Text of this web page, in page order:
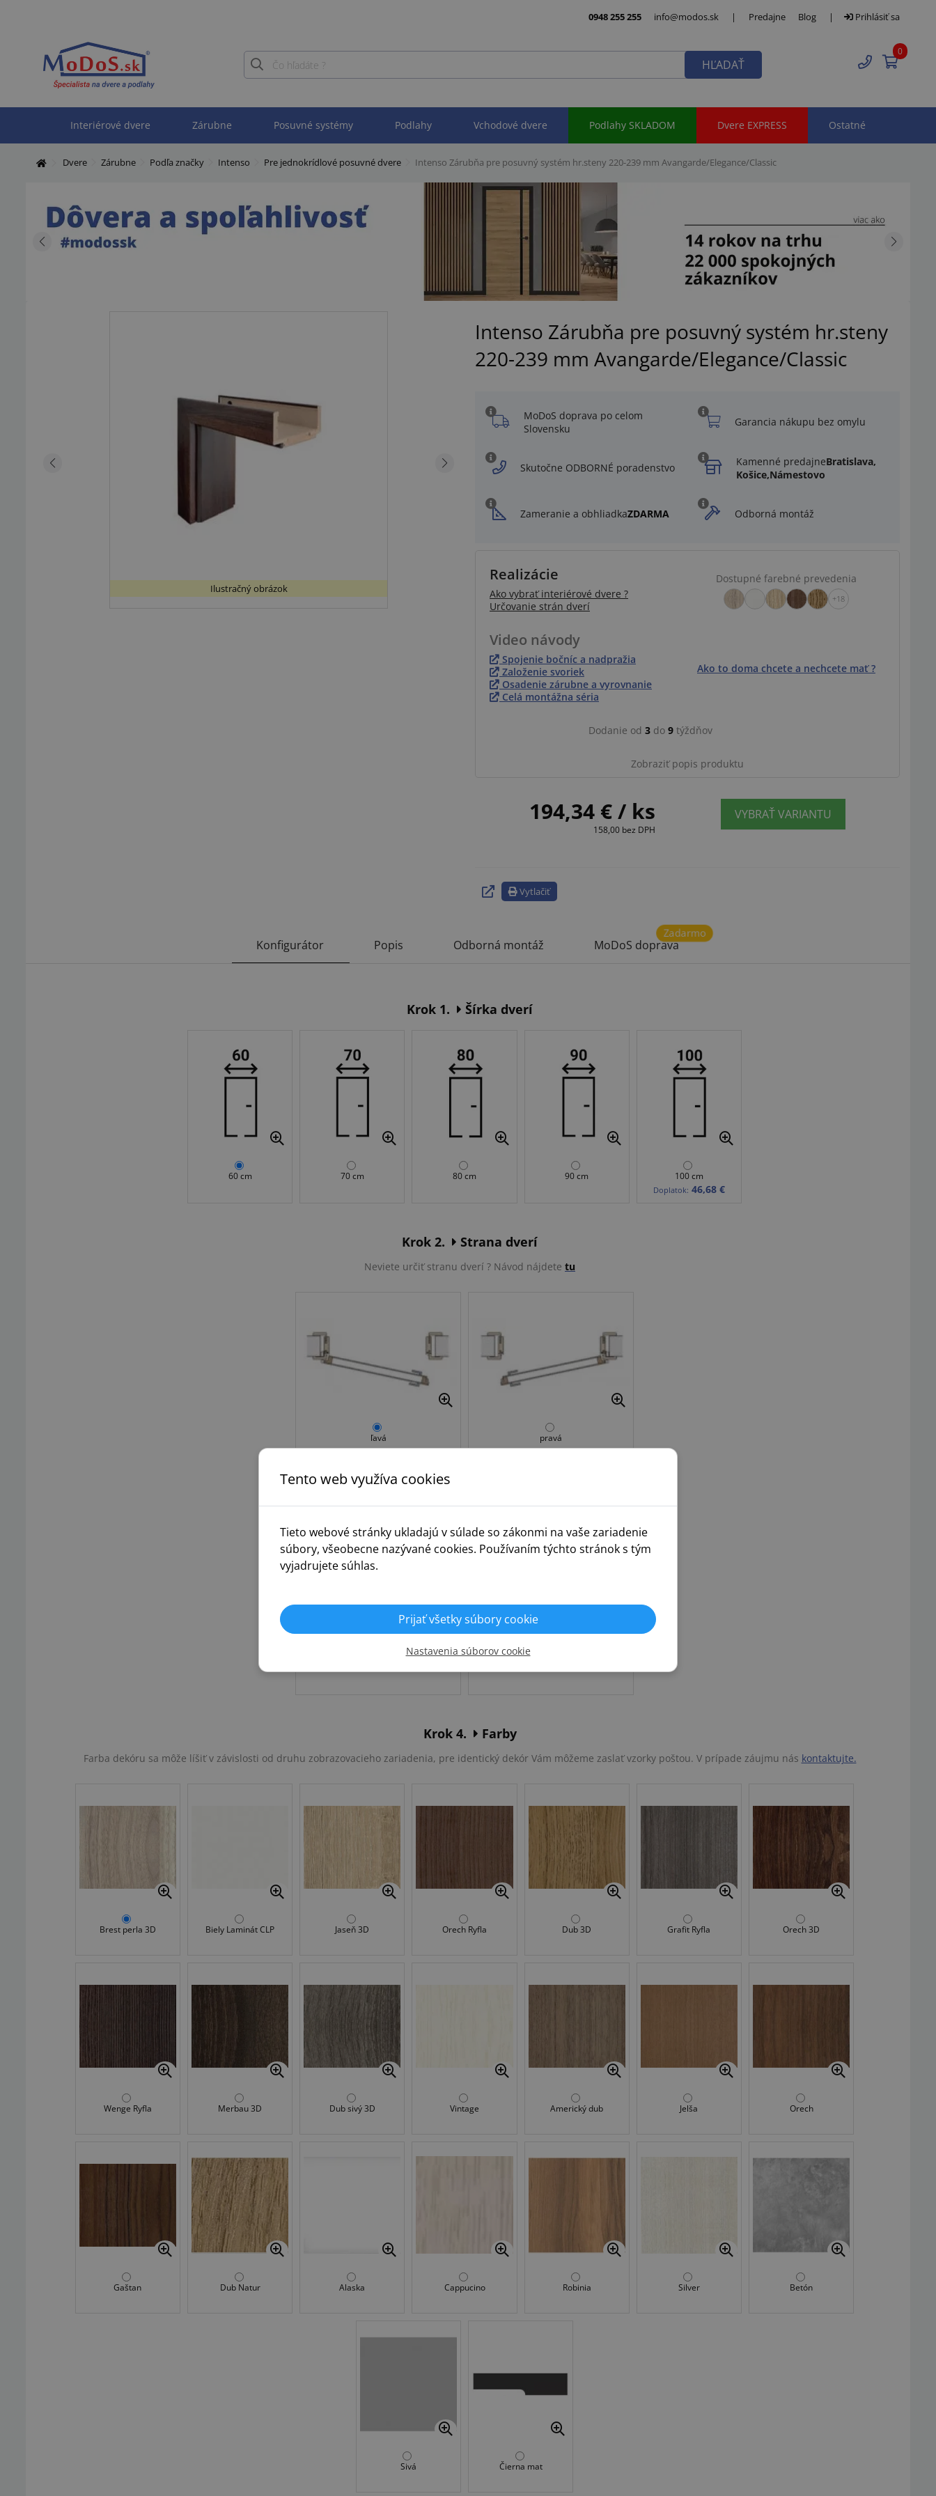
0948 255 255 info@modos.sk | Predajne Blog | Prihlásiť sa
HĽADAŤ
0
Interiérové dvere Zárubne Posuvné systémy Podlahy Vchodové dvere Podlahy SKLADOM Dvere EXPRESS Ostatné
Dvere Zárubne Podľa značky Intenso Pre jednokrídlové posuvné dvere Intenso Zárubňa pre posuvný systém hr.steny 220-239 mm Avangarde/Elegance/Classic
Ilustračný obrázok
Intenso Zárubňa pre posuvný systém hr.steny
220-239 mm Avangarde/Elegance/Classic
MoDoS doprava po celom
Slovensku
Garancia nákupu bez omylu
Skutočne ODBORNÉ poradenstvo Kamenné predajneBratislava,
Košice,Námestovo
Zameranie a obhliadkaZDARMA Odborná montáž
Realizácie
Ako vybrať interiérové dvere ?
Určovanie strán dverí
Dostupné farebné prevedenia
+18
Video návody
Spojenie bočníc a nadpražia
Založenie svoriek
Osadenie zárubne a vyrovnanie
Celá montážna séria
Ako to doma chcete a nechcete mať ?
Dodanie od 3 do 9 týždňov
Zobraziť popis produktu
194,34 € / ks
158,00 bez DPH
VYBRAŤ VARIANTU
Vytlačiť
Konfigurátor Popis Odborná montáž
Zadarmo
MoDoS doprava
Krok 1. Šírka dverí
60 cm 70 cm 80 cm 90 cm 100 cm
Doplatok: 46,68 €
Krok 2. Strana dverí
Neviete určiť stranu dverí ? Návod nájdete tu
ľavá pravá
Krok 3. Norma
Slovenská Poľská
Krok 4. Farby
Farba dekóru sa môže líšiť v závislosti od druhu zobrazovacieho zariadenia, pre identický dekór Vám môžeme zaslať vzorky poštou. V prípade záujmu nás kontaktujte.
Brest perla 3D Biely Laminát CLP Jaseň 3D Orech Ryfla Dub 3D Grafit Ryfla Orech 3D
Wenge Ryfla Merbau 3D Dub sivý 3D Vintage Americký dub Jelša Orech
Gaštan Dub Natur Alaska Cappucino Robinia Silver Betón
Sivá Čierna mat
Tento web využíva cookies
Tieto webové stránky ukladajú v súlade so zákonmi na vaše zariadenie
súbory, všeobecne nazývané cookies. Používaním týchto stránok s tým
vyjadrujete súhlas.
Prijať všetky súbory cookie
Nastavenia súborov cookie